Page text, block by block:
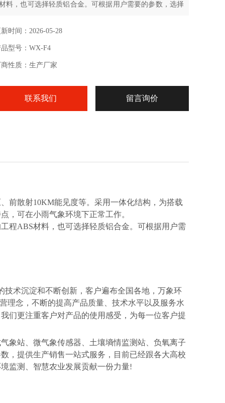
料，也可选择轻质铝合金。可根据用户需要的参数，选择
时间：2026-05-28
型号：WX-F4
性质：生产厂家
联系我们 留言询价
前散射10KM能见度等。采用一体化结构，为搭载
，可在小雨气象环境下正常工作。
程ABS材料，也可选择轻质铝合金。可根据用户需
术沉淀和不断创新，客户遍布全国各地，万象环
理念，不断的提高产品质量、技术水平以及服务水
们更注重客户对产品的使用感受，为每一位客户提
象站、微气象传感器、土壤墒情监测站、负氧离子
，提供生产销售一站式服务，目前已经跟各大高校
监测、智慧农业发展贡献一份力量!